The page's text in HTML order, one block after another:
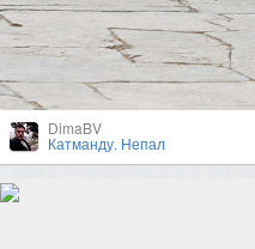
DimaBV
Катманду. Непал